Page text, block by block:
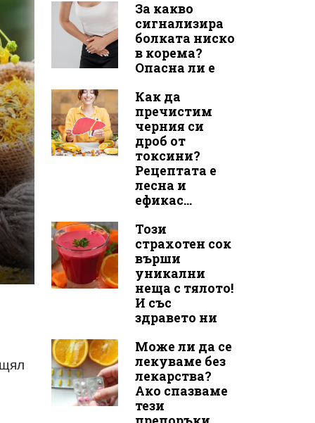
За какво
сигнализира
болката ниско
в корема?
Опасна ли е
Как да
пречистим
черния си
дроб от
токсини?
Рецептата е
лесна и
ефикас...
Този
страхотен сок
върши
уникални
неща с тялото!
И със
здравето ни
Може ли да се
лекуваме без
лекарства?
Ако спазваме
тези